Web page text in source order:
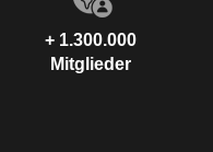
+ 1.300.000
Mitglieder